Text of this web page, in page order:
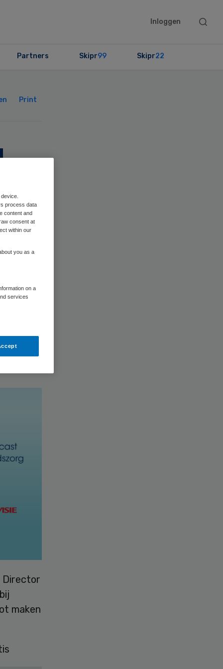
Inloggen
Search
Partners Skipr99 Skipr22
Print
Director
maken
process data
content and
consent at
within our
you as a
on a
services